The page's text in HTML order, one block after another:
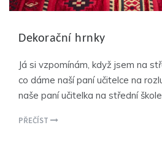
Dekorační hrnky
Já si vzpomínám, když jsem na
co dáme naší paní učitelce na
naše paní učitelka na střední
PŘEČÍST